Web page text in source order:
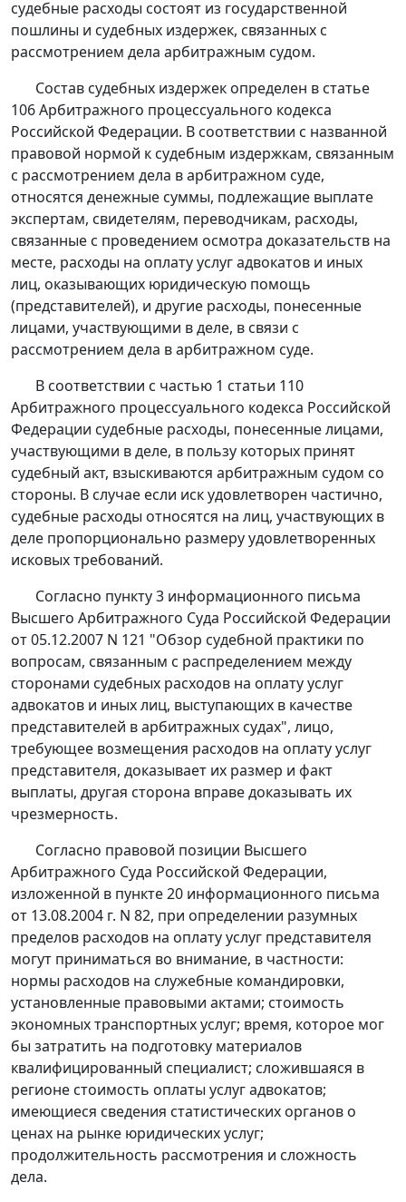
судебные расходы состоят из государственной
пошлины и судебных издержек, связанных с
рассмотрением дела арбитражным судом.
Состав судебных издержек определен в статье
106Арбитражного процессуального кодекса
Российской Федерации. В соответствии с названной
правовой нормой к судебным издержкам, связанным
с рассмотрением дела в арбитражном суде,
относятся денежные суммы, подлежащие выплате
экспертам, свидетелям, переводчикам, расходы,
связанные с проведением осмотра доказательств на
месте, расходы на оплату услуг адвокатов и иных
лиц, оказывающих юридическую помощь
(представителей), и другие расходы, понесенные
лицами, участвующими в деле, в связи с
рассмотрением дела в арбитражном суде.
В соответствии с частью 1 статьи 110
Арбитражного процессуального кодекса Российской
Федерации судебные расходы, понесенные лицами,
участвующими в деле, в пользу которых принят
судебный акт, взыскиваются арбитражным судом со
стороны. В случае если иск удовлетворен частично,
судебные расходы относятся на лиц, участвующих в
деле пропорционально размеру удовлетворенных
исковых требований.
Согласно пункту 3 информационного письма
Высшего Арбитражного Суда Российской Федерации
от 05.12.2007 N 121 "Обзор судебной практики по
вопросам, связанным с распределением между
сторонами судебных расходов на оплату услуг
адвокатов и иных лиц, выступающих в качестве
представителей в арбитражных судах", лицо,
требующее возмещения расходов на оплату услуг
представителя, доказывает их размер и факт
выплаты, другая сторона вправе доказывать их
чрезмерность.
Согласно правовой позиции Высшего
Арбитражного Суда Российской Федерации,
изложенной в пункте 20 информационного письма
от 13.08.2004 г. N 82, при определении разумных
пределов расходов на оплату услуг представителя
могут приниматься во внимание, в частности:
нормы расходов на служебные командировки,
установленные правовыми актами; стоимость
экономных транспортных услуг; время, которое мог
бы затратить на подготовку материалов
квалифицированный специалист; сложившаяся в
регионе стоимость оплаты услуг адвокатов;
имеющиеся сведения статистических органов о
ценах на рынке юридических услуг;
продолжительность рассмотрения и сложность
дела.